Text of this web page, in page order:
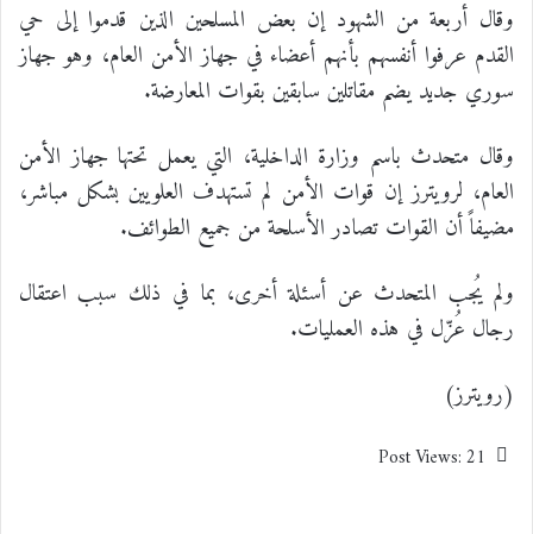
وقال أربعة من الشهود إن بعض المسلحين الذين قدموا إلى حي
القدم عرفوا أنفسهم بأنهم أعضاء في جهاز الأمن العام، وهو جهاز
سوري جديد يضم مقاتلين سابقين بقوات المعارضة.
وقال متحدث باسم وزارة الداخلية، التي يعمل تحتها جهاز الأمن
العام، لرويترز إن قوات الأمن لم تستهدف العلويين بشكل مباشر،
مضيفاً أن القوات تصادر الأسلحة من جميع الطوائف.
ولم يُجب المتحدث عن أسئلة أخرى، بما في ذلك سبب اعتقال
رجال عُزّل في هذه العمليات.
(رويترز)
Post Views:21